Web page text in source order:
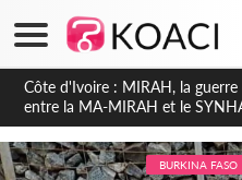
Côte d'Ivoire : Indépendance
environnement démocratique
BURKINA FASO